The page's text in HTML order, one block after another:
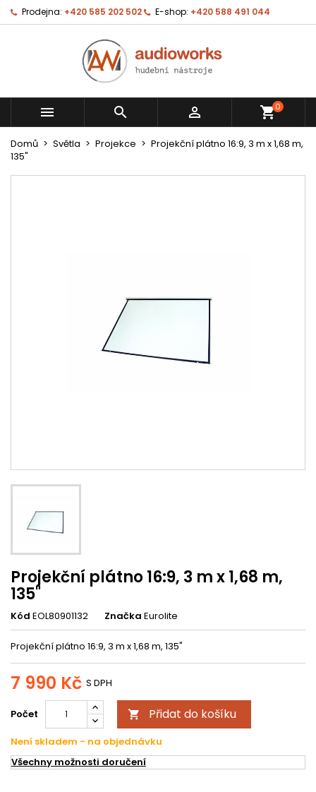
Prodejna: +420 585 202 502 E-shop: +420 588 491 044
   shopping_cart0
Domů Světla Projekce
Projekční plátno 16:9, 3 m x 1,68 m,
135"
Projekční plátno 16:9, 3 m x 1,68 m,
135"
Kód EOL80901132 Značka Eurolite
Projekční plátno 16:9, 3 m x 1,68 m, 135"
7 990 Kč S DPH
Počet  Přidat do košíku
Není skladem - na objednávku
Všechny možnosti doručení